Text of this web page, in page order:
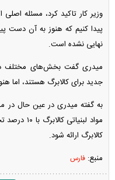
وزیر کار تاکید کرد، مسئله
پیدا کنیم که هنوز به آن دست
نهایی نشده است.
میدری گفت بخش‌های مختلف
جدید برای کالابرگ هستند، اما
به گفته میدری در عین حال در
کالابرگ ارائه شود.
منبع: فارس